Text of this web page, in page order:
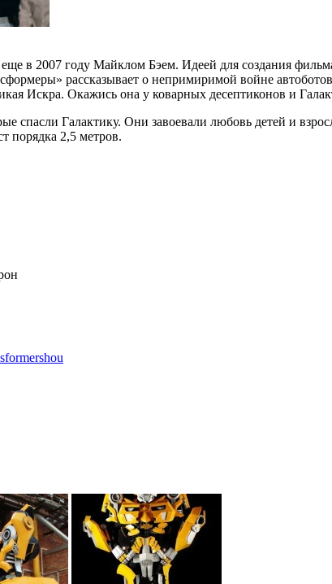
в 2007 году Майклом Бэем. Идеей для создания
рассказывает о непримиримой войне
Искра. Окажись она у коварных десептиконов и
Галактику. Они завоевали любовь детей и
порядка 2,5 метров.